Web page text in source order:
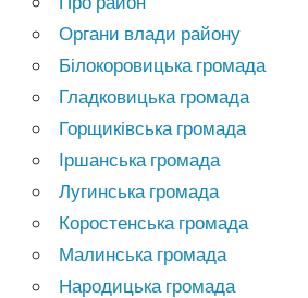
Органи влади району
Білокоровицька громада
Гладковицька громада
Горщиківська громада
Іршанська громада
Лугинська громада
Коростенська громада
Малинська громада
Народицька громада